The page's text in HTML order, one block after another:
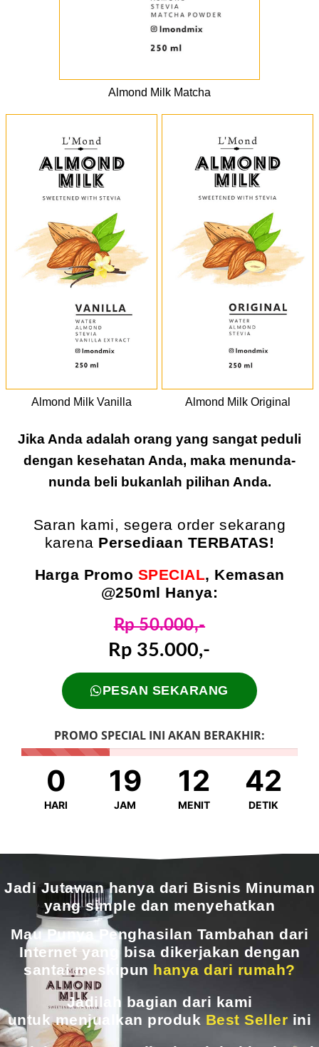
Almond Milk Matcha
Almond Milk Vanilla Almond Milk Original
Jika Anda adalah orang yang sangat peduli
dengan kesehatan Anda, maka menunda-
nunda beli bukanlah pilihan Anda.
Saran kami, segera order sekarang
karena Persediaan TERBATAS!
Harga Promo SPECIAL, Kemasan
@250ml Hanya:
Rp 50.000,-
Rp 35.000,-
PESAN SEKARANG
PROMO SPECIAL INI AKAN BERAKHIR:
0
HARI
19
JAM
12
MENIT
41
DETIK
Jadi Jutawan hanya dari Bisnis Minuman
yang simple dan menyehatkan
Mau Punya Penghasilan Tambahan dari
Internet yang bisa dikerjakan dengan
santai meskipun hanya dari rumah?
Jadilah bagian dari kami
untuk menjualkan produk Best Seller ini